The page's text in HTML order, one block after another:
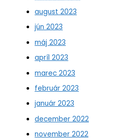
august 2023
jún 2023
máj 2023
apríl 2023
marec 2023
február 2023
január 2023
december 2022
november 2022